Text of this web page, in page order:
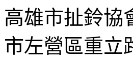
高雄市扯鈴協
市左營區重立